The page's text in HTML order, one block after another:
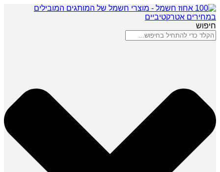
חיפוש